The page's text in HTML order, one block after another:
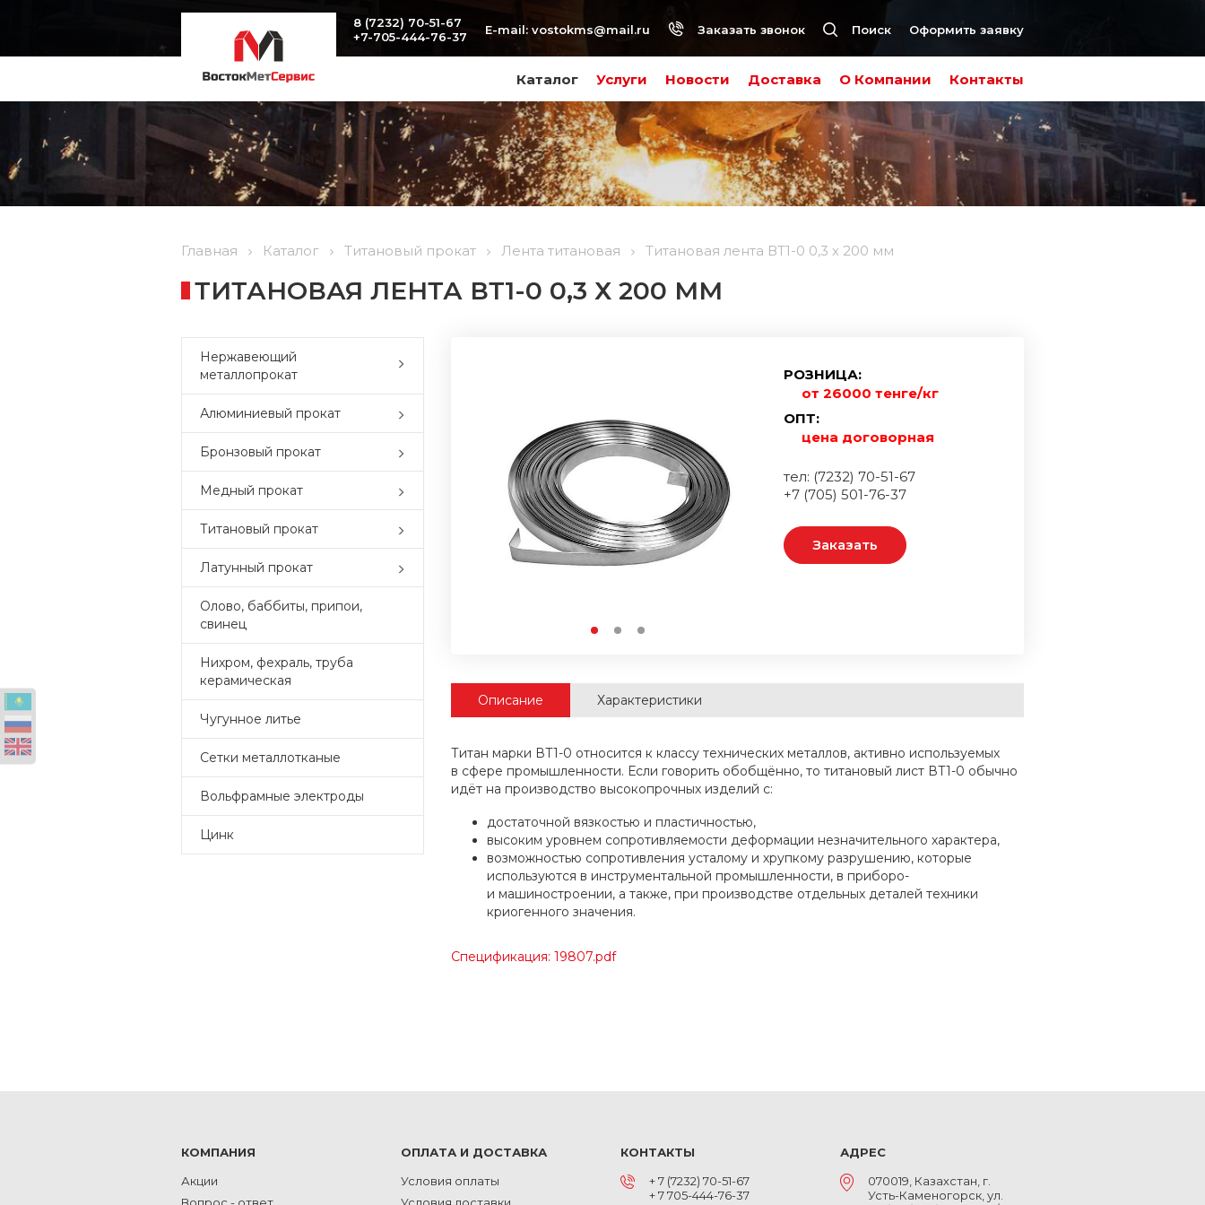
Каталог Услуги Новости Доставка О Компании Контакты
8 (7232) 70-51-67
+7-705-444-76-37
E-mail: vostokms@mail.ru Заказать звонок Поиск Оформить заявку
Главная Каталог Титановый прокат Лента титановая Титановая лента ВТ1-0 0,3 х 200 мм
ТИТАНОВАЯ ЛЕНТА ВТ1-0 0,3 Х 200 ММ
Нержавеющий
металлопрокат
Алюминиевый прокат
Бронзовый прокат
Медный прокат
Титановый прокат
Латунный прокат
Олово, баббиты, припои,
свинец
Нихром, фехраль, труба
керамическая
Чугунное литье
Сетки металлотканые
Вольфрамные электроды
Цинк
РОЗНИЦА:
от 26000 тенге/кг
ОПТ:
цена договорная
тел: (7232) 70-51-67
+7 (705) 501-76-37
Заказать
Описание Характеристики
Титан марки ВТ1-0 относится к классу технических металлов, активно используемых
в сфере промышленности. Если говорить обобщённо, то титановый лист ВТ1-0 обычно
идёт на производство высокопрочных изделий с:
достаточной вязкостью и пластичностью,
высоким уровнем сопротивляемости деформации незначительного характера,
возможностью сопротивления усталому и хрупкому разрушению, которые
используются в инструментальной промышленности, в приборо-
и машиностроении, а также, при производстве отдельных деталей техники
криогенного значения.
Спецификация: 19807.pdf
КОМПАНИЯ
Акции
ОПЛАТА И ДОСТАВКА
Условия оплаты
КОНТАКТЫ
+ 7 (7232) 70-51-67
+ 7 705-444-76-37
АДРЕС
070019, Казахстан, г.
Усть-Каменогорск, ул.